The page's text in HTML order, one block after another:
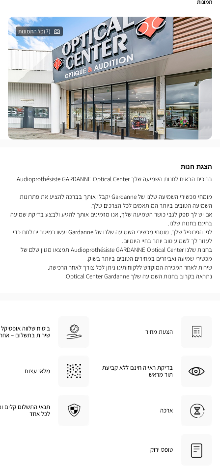
תמונות
(7)כל התמונות
הצגת חנות
ברוכים הבאים לחנות השמיעה שלך Audioprothésiste GARDANNE Optical Center.
מומחי מכשירי השמיעה שלנו של Gardanne יקבלו אותך בברכה להציע את פתרונות
השמיעה הטובים ביותר המותאמים לכל הצרכים שלך.
אם יש לך ספק לגבי כושר השמיעה שלך, אנו מזמינים אותך להגיע ולבצע בדיקת שמיעה
בחינם בחנות שלנו.
לפי הפרופיל שלך, מומחי מכשירי השמיעה שלנו של Gardanne יעשו כמיטב יכולתם כדי
לעזור לך לשמוע טוב יותר בחיי היומיום.
בחנות שלנו Audioprothésiste GARDANNE Optical Center תמצאו מגוון שלם של
מכשירי שמיעה ואביזרים במחירים הטובים ביותר בשוק.
שירות לאחר המכירה המוקדש ללקוחותינו ניתן לכל צורך לאחר הרכישה.
נתראה בקרוב בחנות השמיעה שלך Optical Center Gardanne.
הצעת מחיר
ביטוח שלווה
שירות בתשלום –
בדיקת ראייה חינם ללא קביעת
תור מראש
מלאי עצום
ארכה
תנאי התשלום קלים
לכל אחד
טופס ירוק